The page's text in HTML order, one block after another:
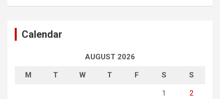
Calendar
AUGUST 2026
M T W T F S S
1 2